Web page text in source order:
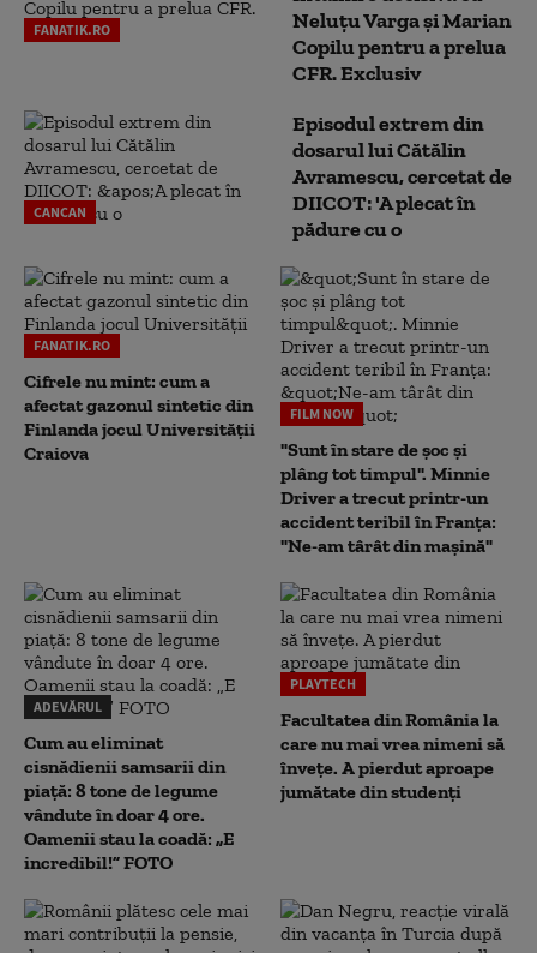
FANATIK.RO
Neluţu Varga şi Marian
Copilu pentru a prelua
CFR. Exclusiv
CANCAN
Episodul extrem din
dosarul lui Cătălin
Avramescu, cercetat de
DIICOT: 'A plecat în
pădure cu o
FANATIK.RO
Cifrele nu mint: cum a
afectat gazonul sintetic din
Finlanda jocul Universității
Craiova
FILM NOW
"Sunt în stare de șoc și
plâng tot timpul". Minnie
Driver a trecut printr-un
accident teribil în Franța:
"Ne-am târât din mașină"
ADEVĂRUL
Cum au eliminat
cisnădienii samsarii din
piață: 8 tone de legume
vândute în doar 4 ore.
Oamenii stau la coadă: „E
incredibil!” FOTO
PLAYTECH
Facultatea din România la
care nu mai vrea nimeni să
înveţe. A pierdut aproape
jumătate din studenţi